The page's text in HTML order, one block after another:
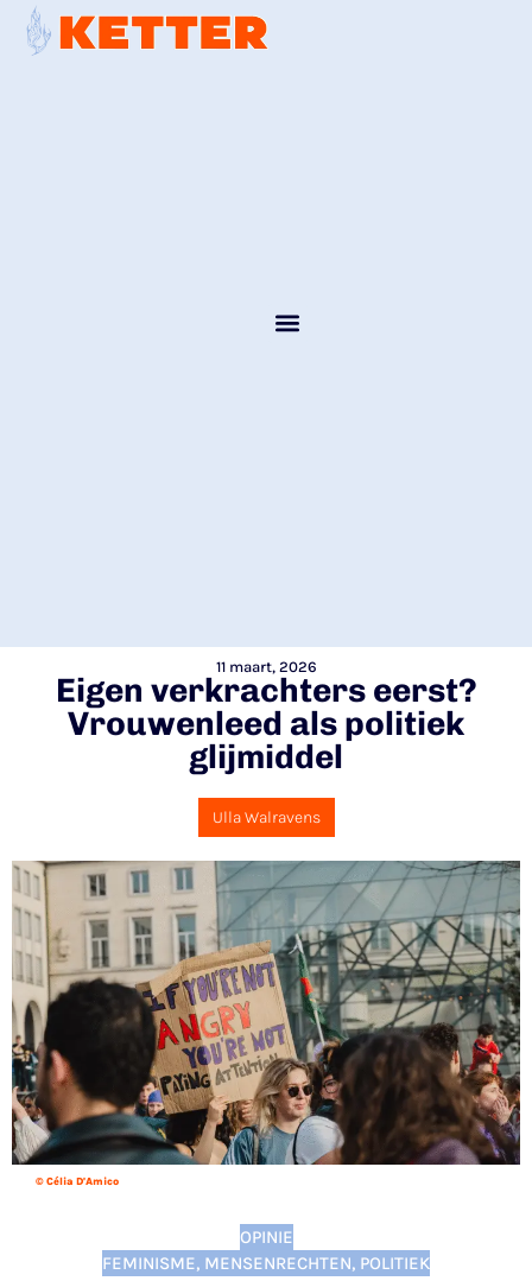
11 maart, 2026
Eigen verkrachters eerst?
Vrouwenleed als politiek
glijmiddel
Ulla Walravens
© Célia D'Amico
OPINIE
FEMINISME, MENSENRECHTEN, POLITIEK